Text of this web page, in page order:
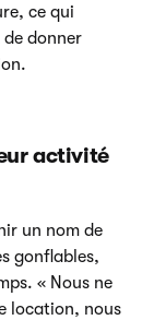
ce qui
de donner
activité
un nom de
gonflables,
« Nous ne
location, nous